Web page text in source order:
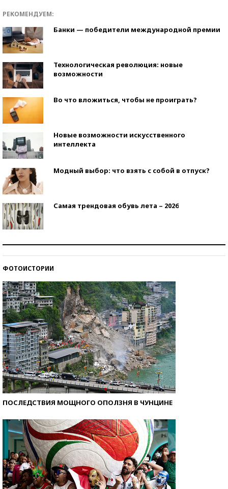
РЕКОМЕНДУЕМ:
Банки — победители международной премии
Технологическая революция: новые
возможности
Во что вложиться, чтобы не проиграть?
Новые возможности искусственного
интеллекта
Модный выбор: что взять с собой в отпуск?
Самая трендовая обувь лета – 2026
ФОТОИСТОРИИ
ПОСЛЕДСТВИЯ МОЩНОГО ОПОЛЗНЯ В ЧУНЦИНЕ